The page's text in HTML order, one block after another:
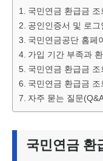
국민연금 환급금
공인인증서 및 로
국민연금공단 홈페
가입 기간 부족과
국민연금 환급금
국민연금 환급금
자주 묻는 질문
국민연금 환